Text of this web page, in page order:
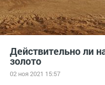
Действительно ли
золото
02 ноя 2021 15:57